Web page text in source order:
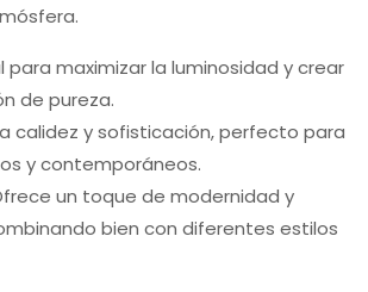
para maximizar la luminosidad y crear
de pureza.
calidez y sofisticación, perfecto para
y contemporáneos.
un toque de modernidad y
bien con diferentes estilos